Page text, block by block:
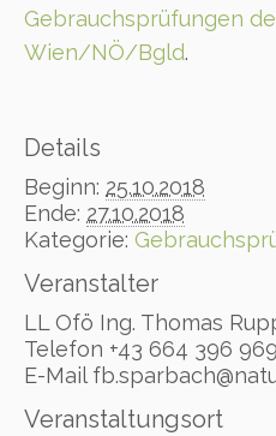
Gebrauchsprüfungen
Wien/NÖ/Bgld.
Details
Beginn: 25.10.2018
Ende: 27.10.2018
Kategorie:
Veranstaltungsort
Veranstalter
LL Ofö Ing. Thomas
Telefon +43 664 396
E-Mail